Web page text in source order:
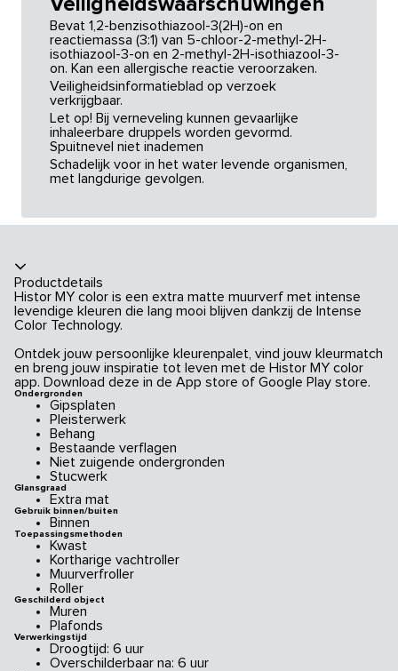
Bevat 1,2-benzisothiazool-3(2H)-on en
reactiemassa (3:1) van 5-chloor-2-methyl-2H-
isothiazool-3-on en 2-methyl-2H-isothiazool-3-
on. Kan een allergische reactie veroorzaken.
Veiligheidsinformatieblad op verzoek
verkrijgbaar.
Let op! Bij verneveling kunnen gevaarlijke
inhaleerbare druppels worden gevormd.
Spuitnevel niet inademen
Schadelijk voor in het water levende organismen,
met langdurige gevolgen.
Productdetails
Histor MY color is een extra matte muurverf met intense
levendige kleuren die lang mooi blijven dankzij de Intense
Color Technology.
Ontdek jouw persoonlijke kleurenpalet, vind jouw kleurmatch
en breng jouw inspiratie tot leven met de Histor MY color
app. Download deze in de App store of Google Play store.
Ondergronden
Gipsplaten
Pleisterwerk
Behang
Bestaande verflagen
Niet zuigende ondergronden
Stucwerk
Glansgraad
Extra mat
Gebruik binnen/buiten
Binnen
Toepassingsmethoden
Kwast
Kortharige vachtroller
Muurverfroller
Roller
Geschilderd object
Muren
Plafonds
Verwerkingstijd
Droogtijd: 6 uur
Overschilderbaar na: 6 uur